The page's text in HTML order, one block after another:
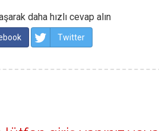
daha hızlı cevap alın
Twitter